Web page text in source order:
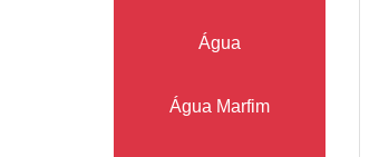
Água
Água Marfim